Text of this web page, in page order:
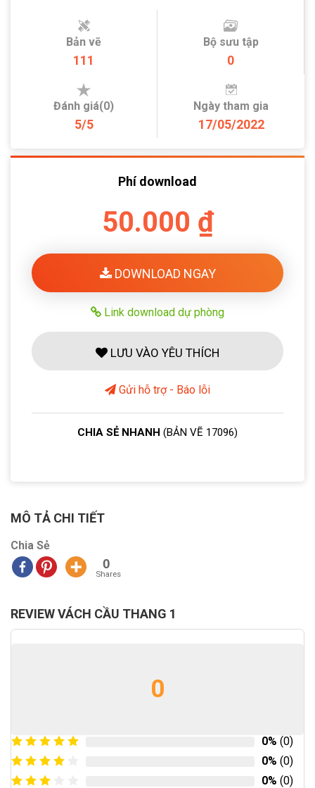
Bản vẽ
111
Bộ sưu tập
0
Đánh giá(0)
5/5
Ngày tham gia
17/05/2022
Phí download
50.000 ₫
DOWNLOAD NGAY
Link download dự phòng
LƯU VÀO YÊU THÍCH
Gửi hỗ trợ - Báo lỗi
CHIA SẺ NHANH (BẢN VẼ 17096)
MÔ TẢ CHI TIẾT
Chia Sẻ
0
Shares
REVIEW VÁCH CẦU THANG 1
0
0% (0)
0% (0)
0% (0)